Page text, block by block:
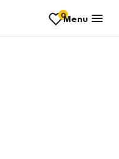
0Menu